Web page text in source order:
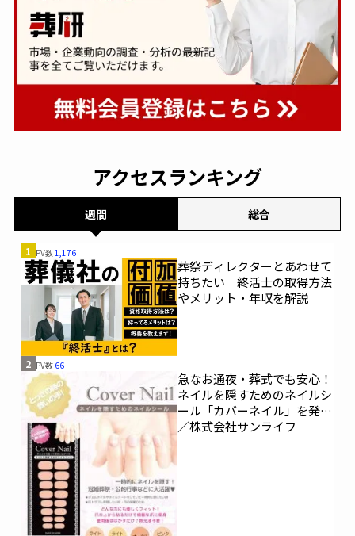
アクセスランキング
週間 総合
1 PV数1,176
葬祭ディレクターとあわせて
持ちたい｜終活士の取得方法
やメリット・年収を解説
2 PV数 66
急なお通夜・葬式でも安心！
ネイルを隠すためのネイルシ
ール「カバーネイル」を発売
／株式会社サンライフ